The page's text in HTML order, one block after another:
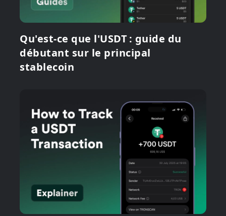
Qu'est-ce que l'USDT : guide du
débutant sur le principal
stablecoin